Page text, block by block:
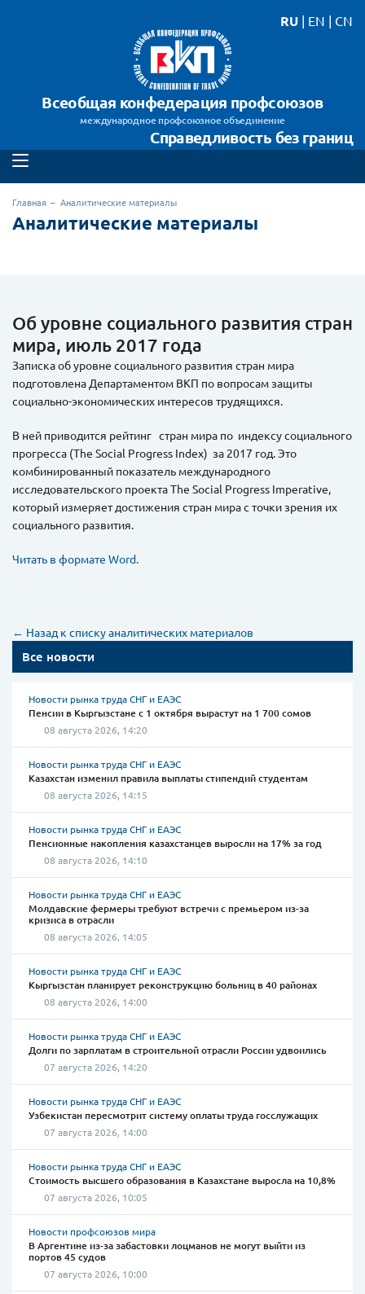
Всеобщая конфедерация профсоюзов
международное профсоюзное объединение
Справедливость без границ
RU | EN | CN
Главная Аналитические материалы
Аналитические материалы
Все новости
Новости рынка труда СНГ и ЕАЭС
Пенсии в Кыргызстане с 1 октября вырастут на 1 700 сомов
08 августа 2026, 14:20
Новости рынка труда СНГ и ЕАЭС
Казахстан изменил правила выплаты стипендий студентам
08 августа 2026, 14:15
Новости рынка труда СНГ и ЕАЭС
Пенсионные накопления казахстанцев выросли на 17% за год
08 августа 2026, 14:10
Новости рынка труда СНГ и ЕАЭС
Молдавские фермеры требуют встречи с премьером из-за
кризиса в отрасли
08 августа 2026, 14:05
Новости рынка труда СНГ и ЕАЭС
Кыргызстан планирует реконструкцию больниц в 40 районах
08 августа 2026, 14:00
Новости рынка труда СНГ и ЕАЭС
Долги по зарплатам в строительной отрасли России удвоились
07 августа 2026, 14:20
Новости рынка труда СНГ и ЕАЭС
Узбекистан пересмотрит систему оплаты труда госслужащих
07 августа 2026, 14:00
Новости рынка труда СНГ и ЕАЭС
Стоимость высшего образования в Казахстане выросла на 10,8%
07 августа 2026, 10:05
Новости профсоюзов мира
В Аргентине из-за забастовки лоцманов не могут выйти из
портов 45 судов
07 августа 2026, 10:00
Об уровне социального развития стран
мира, июль 2017 года
Записка об уровне социального развития стран мира
подготовлена Департаментом ВКП по вопросам защиты
социально-экономических интересов трудящихся.
В ней приводится рейтинг стран мира по индексу социального
прогресса (The Social Progress Index) за 2017 год. Это
комбинированный показатель международного
исследовательского проекта The Social Progress Imperative,
который измеряет достижения стран мира с точки зрения их
социального развития.
Читать в формате Word.
← Назад к списку аналитических материалов